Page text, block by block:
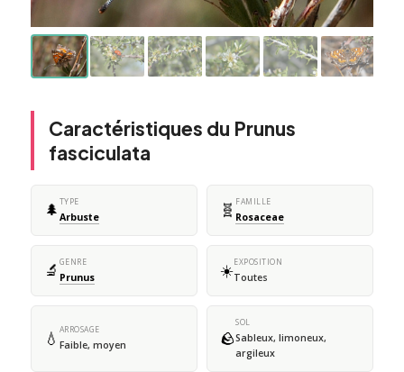
Caractéristiques du Prunus
fasciculata
🌲 TYPE
Arbuste 🧬 FAMILLE
Rosaceae
🔬 GENRE
Prunus ☀️EXPOSITION
Toutes
💧 ARROSAGE
Faible, moyen 🪨
SOL
Sableux, limoneux,
argileux